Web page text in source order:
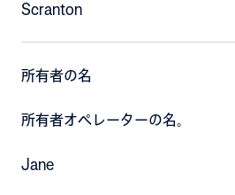
Scranton
所有者の名
所有者オペレーターの名。
Jane